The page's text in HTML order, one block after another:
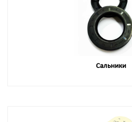
Сальники